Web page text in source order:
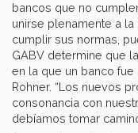
bancos que no
unirse plenamente a la
cumplir sus normas,
GABV determine que
en la que un banco
Rohner. “Los nuevos
consonancia con
debíamos tomar